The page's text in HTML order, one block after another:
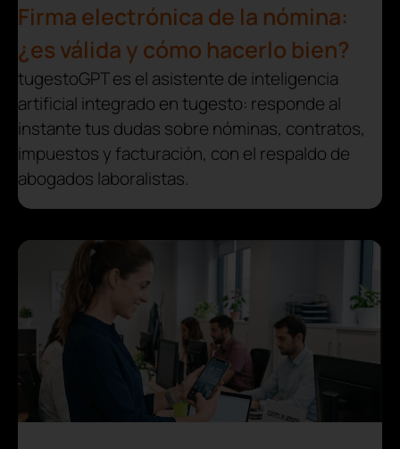
Firma electrónica de la nómina:
¿es válida y cómo hacerlo bien?
tugestoGPT es el asistente de inteligencia
artificial integrado en tugesto: responde al
instante tus dudas sobre nóminas, contratos,
impuestos y facturación, con el respaldo de
abogados laboralistas.